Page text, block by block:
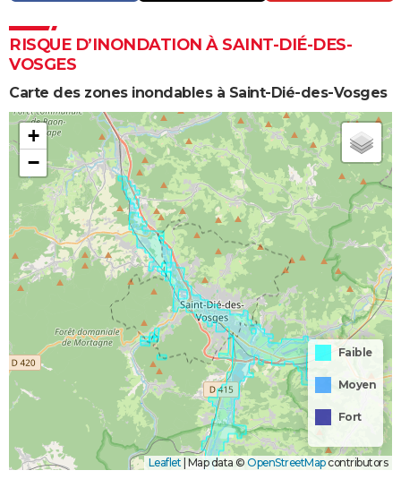
RISQUE D’INONDATION À SAINT-DIÉ-DES-
VOSGES
Carte des zones inondables à Saint-Dié-des-Vosges
+
−
Faible
Moyen
Fort
Leaflet | Map data © OpenStreetMapcontributors